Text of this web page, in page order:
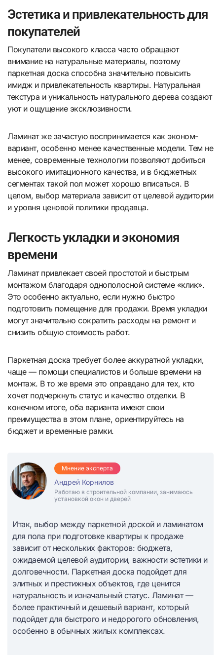
Эстетика и привлекательность для
покупателей
Покупатели высокого класса часто обращают
внимание на натуральные материалы, поэтому
паркетная доска способна значительно повысить
имидж и привлекательность квартиры. Натуральная
текстура и уникальность натурального дерева создают
уют и ощущение эксклюзивности.
Ламинат же зачастую воспринимается как эконом-
вариант, особенно менее качественные модели. Тем не
менее, современные технологии позволяют добиться
высокого имитационного качества, и в бюджетных
сегментах такой пол может хорошо вписаться. В
целом, выбор материала зависит от целевой аудитории
и уровня ценовой политики продавца.
Легкость укладки и экономия
времени
Ламинат привлекает своей простотой и быстрым
монтажом благодаря однополосной системе «клик».
Это особенно актуально, если нужно быстро
подготовить помещение для продажи. Время укладки
могут значительно сократить расходы на ремонт и
снизить общую стоимость работ.
Паркетная доска требует более аккуратной укладки,
чаще — помощи специалистов и больше времени на
монтаж. В то же время это оправдано для тех, кто
хочет подчеркнуть статус и качество отделки. В
конечном итоге, оба варианта имеют свои
преимущества в этом плане, ориентируйтесь на
бюджет и временные рамки.
Мнение эксперта
Андрей Корнилов
Работаю в строительной компании, занимаюсь
установкой окон и дверей
Итак, выбор между паркетной доской и ламинатом
для пола при подготовке квартиры к продаже
зависит от нескольких факторов: бюджета,
ожидаемой целевой аудитории, важности эстетики и
долговечности. Паркетная доска подойдет для
элитных и престижных объектов, где ценится
натуральность и изначальный статус. Ламинат —
более практичный и дешевый вариант, который
подойдет для быстрого и недорогого обновления,
особенно в обычных жилых комплексах.